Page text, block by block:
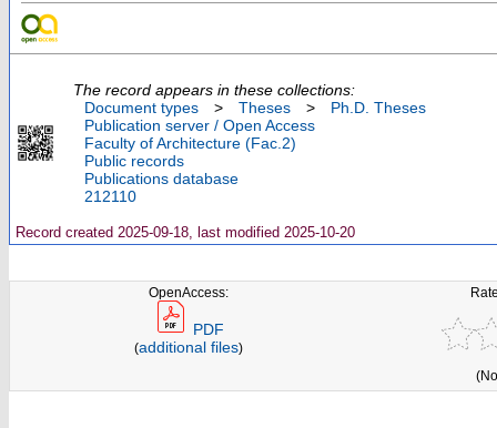
The record appears in these collections:
Document types
> Theses >
Ph.D. Theses
Publication server / Open Access
Faculty of Architecture (Fac.2)
Public records
Publications database
212110
Record created 2025-09-18, last modified 2025-10-20
OpenAccess:
PDF
(additional files)